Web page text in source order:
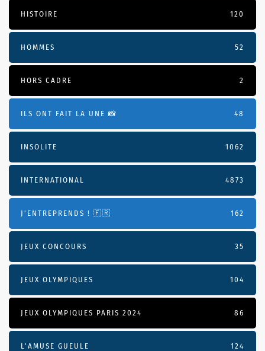
HISTOIRE 120
HOMMES 52
HORS CADRE 2
ILS ONT FAIT LA UNE 📸 48
INSOLITE 1062
INTERNATIONAL 4873
J'ENTREPRENDS ! 🇫🇷 162
JEUX CONCOURS 35
JEUX OLYMPIQUES 104
JEUX OLYMPIQUES PARIS 2024 86
L'AMUSE GUEULE 124